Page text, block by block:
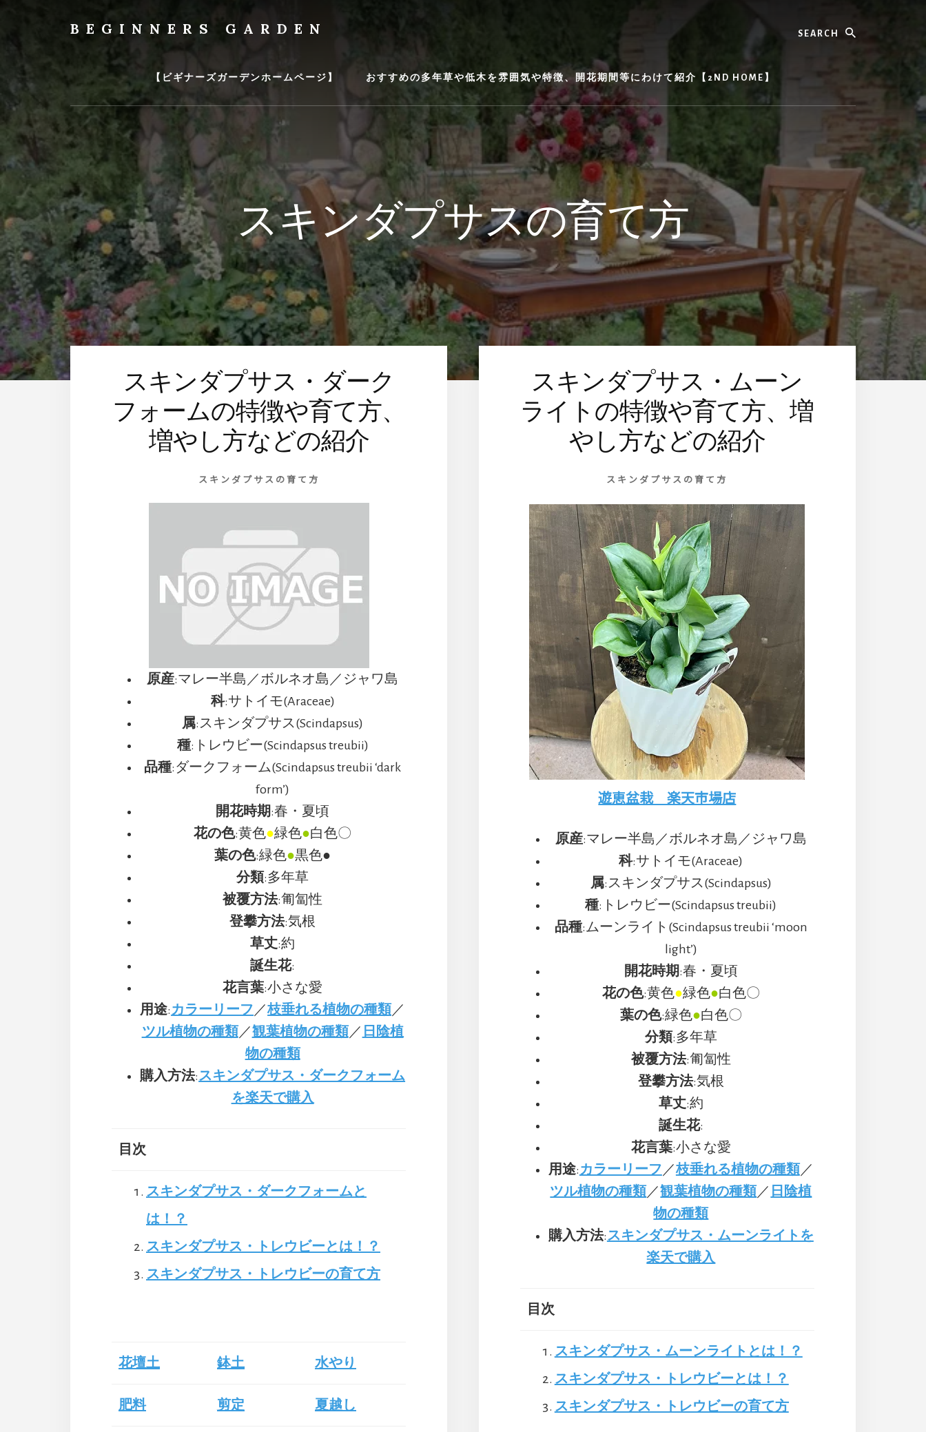
BEGINNERS GARDEN
の
類
や
育
て
方
の
紹
介
を
行
い
ま
す
【ビギナーズガーデンホームページ】 おすすめの多年草や低木を雰囲気や特徴、開花期間等にわけて紹介【2ND HOME】
スキンダプサスの育て方
スキンダプサス・ダーク
フォームの特徴や育て方、
増やし方などの紹介
スキンダプサスの育て方
原産:マレー半島／ボルネオ島／ジャワ島
科:サトイモ(Araceae)
属:スキンダプサス(Scindapsus)
種:トレウビー(Scindapsus treubii)
品種:ダークフォーム(Scindapsus treubii ‘dark
form’)
開花時期 :春・夏頃
花の色:黄色●緑色●白色〇
葉の色:緑色●黒色●
分類:多年草
被覆方法:匍匐性
登攀方法:気根
草丈:約
誕生花:
花言葉:小さな愛
用途: カラーリーフ ／枝垂れる植物の種類 ／
ツル植物の種類 ／観葉植物の種類 ／ 日陰植
物の種類
購入方法: スキンダプサス・ダークフォーム
を楽天で購入
目次
スキンダプサス・ダークフォームと
は！？
スキンダプサス・トレウビーとは！？
スキンダプサス・トレウビーの育て方
花壇土 鉢土 水やり
肥料 剪定 夏越し
スキンダプサス・ムーン
ライトの特徴や育て方、増
やし方などの紹介
スキンダプサスの育て方
遊恵盆栽 楽天市場店
原産:マレー半島／ボルネオ島／ジャワ島
科:サトイモ(Araceae)
属:スキンダプサス(Scindapsus)
種:トレウビー(Scindapsus treubii)
品種:ムーンライト(Scindapsus treubii ‘moon
light’)
開花時期 :春・夏頃
花の色:黄色●緑色●白色〇
葉の色:緑色●白色〇
分類:多年草
被覆方法:匍匐性
登攀方法:気根
草丈:約
誕生花:
花言葉:小さな愛
用途: カラーリーフ ／枝垂れる植物の種類 ／
ツル植物の種類 ／観葉植物の種類 ／ 日陰植
物の種類
購入方法: スキンダプサス・ムーンライトを
楽天で購入
目次
スキンダプサス・ムーンライトとは！？
スキンダプサス・トレウビーとは！？
スキンダプサス・トレウビーの育て方